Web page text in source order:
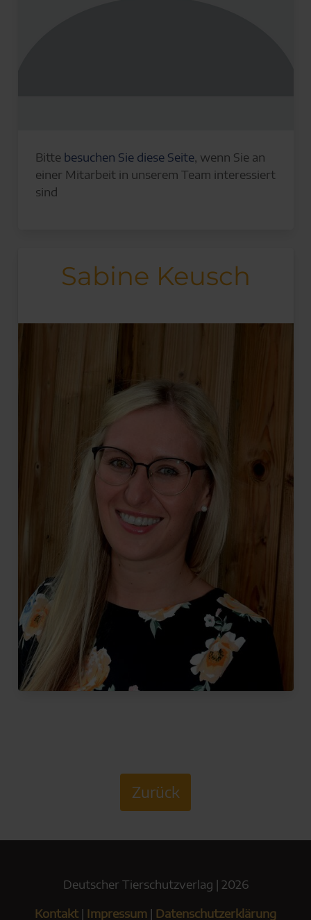
Bitte besuchen Sie diese Seite, wenn Sie an
einer Mitarbeit in unserem Team interessiert
sind
Sabine Keusch
Zurück
Deutscher Tierschutzverlag | 2026
Kontakt | Impressum | Datenschutzerklärung